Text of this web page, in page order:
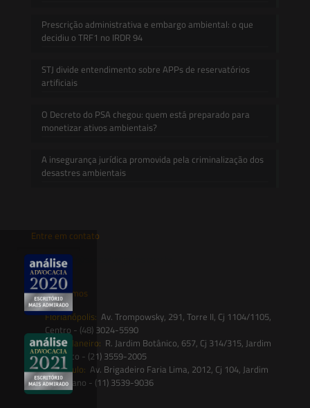
Prescrição administrativa e embargo ambiental: o que
decidiu o TRF1 no IRDR 94
STJ divide entendimento sobre APPs de reservatórios
artificiais
O Decreto do PSA chegou: quem está preparado para
monetizar ativos ambientais?
A insegurança jurídica promovida pela criminalização dos
desastres ambientais
Entre em contato
contato@saesadvogados.com.br
Onde estamos
Florianópolis: Av. Trompowsky, 291, Torre II, Cj 1104/1105,
Centro - (48) 3024-5590
Rio de Janeiro: R. Jardim Botânico, 657, Cj 314/315, Jardim
Botânico - (21) 3559-2005
São Paulo: Av. Brigadeiro Faria Lima, 2012, Cj 104, Jardim
Paulistano - (11) 3539-9036